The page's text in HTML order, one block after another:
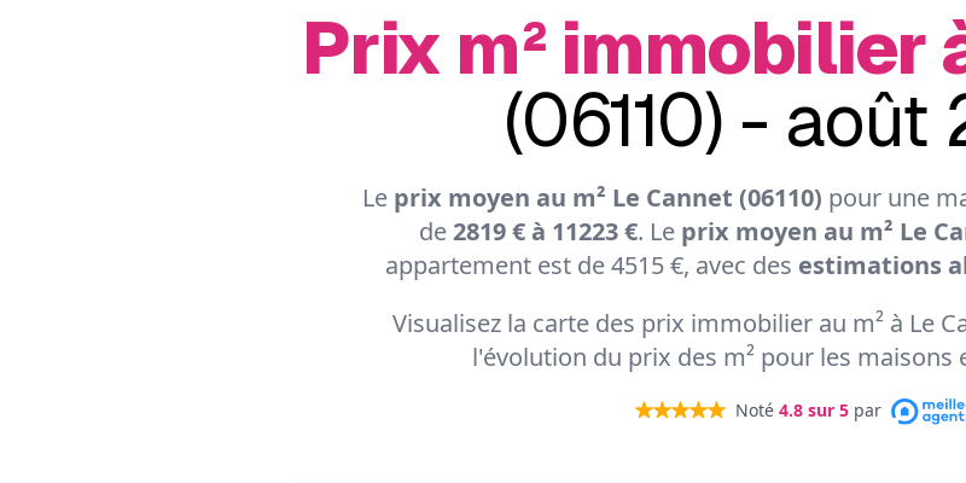
Prix m² immobilier
(06110) -
Le prix moyen au m² Le Cannet (06110) pour une
de2819 € à 11223 €. Le prix moyen au m² Le
appartement est de 4515 €, avec des estimations
Visualisez la carte des prix immobilier au m² à Le
l'évolution du prix des m² pour les maisons
Noté 4.8 sur 5 par